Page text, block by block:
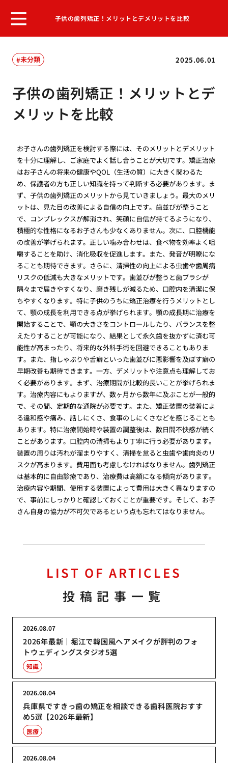
子供の歯列矯正！メリットとデメリットを比較
2025.06.01
未分類
子供の歯列矯正！メリットとデ
メリットを比較
お子さんの歯列矯正を検討する際には、そのメリットとデメリット
を十分に理解し、ご家庭でよく話し合うことが大切です。矯正治療
はお子さんの将来の健康やQOL（生活の質）に大きく関わるた
め、保護者の方も正しい知識を持って判断する必要があります。ま
ず、子供の歯列矯正のメリットから見ていきましょう。最大のメリ
ットは、見た目の改善による自信の向上です。歯並びが整うこと
で、コンプレックスが解消され、笑顔に自信が持てるようになり、
積極的な性格になるお子さんも少なくありません。次に、口腔機能
の改善が挙げられます。正しい噛み合わせは、食べ物を効率よく咀
嚼することを助け、消化吸収を促進します。また、発音が明瞭にな
ることも期待できます。さらに、清掃性の向上による虫歯や歯周病
リスクの低減も大きなメリットです。歯並びが整うと歯ブラシが
隅々まで届きやすくなり、磨き残しが減るため、口腔内を清潔に保
ちやすくなります。特に子供のうちに矯正治療を行うメリットとし
て、顎の成長を利用できる点が挙げられます。顎の成長期に治療を
開始することで、顎の大きさをコントロールしたり、バランスを整
えたりすることが可能になり、結果として永久歯を抜かずに済む可
能性が高まったり、将来的な外科手術を回避できることもありま
す。また、指しゃぶりや舌癖といった歯並びに悪影響を及ぼす癖の
早期改善も期待できます。一方、デメリットや注意点も理解してお
く必要があります。まず、治療期間が比較的長いことが挙げられま
す。治療内容にもよりますが、数ヶ月から数年に及ぶことが一般的
で、その間、定期的な通院が必要です。また、矯正装置の装着によ
る違和感や痛み、話しにくさ、食事のしにくさなどを感じることも
あります。特に治療開始時や装置の調整後は、数日間不快感が続く
ことがあります。口腔内の清掃もより丁寧に行う必要があります。
装置の周りは汚れが溜まりやすく、清掃を怠ると虫歯や歯肉炎のリ
スクが高まります。費用面も考慮しなければなりません。歯列矯正
は基本的に自由診療であり、治療費は高額になる傾向があります。
治療内容や期間、使用する装置によって費用は大きく異なりますの
で、事前にしっかりと確認しておくことが重要です。そして、お子
さん自身の協力が不可欠であるという点も忘れてはなりません。
LIST OF ARTICLES
投稿記事一覧
2026年最新｜堀江で韓国風ヘアメイクが評判のフォ
トウェディングスタジオ5選
2026.08.07
知識
兵庫県ですきっ歯の矯正を相談できる歯科医院おすす
め5選【2026年最新】
2026.08.04
医療
2026.08.04